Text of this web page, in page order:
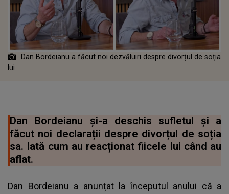
Dan Bordeianu a făcut noi dezvăluiri despre divorțul de soția
lui
Dan Bordeianu și-a deschis sufletul și a
făcut noi declarații despre divorțul de soția
sa. Iată cum au reacționat fiicele lui când au
aflat.
Dan Bordeianu a anunțat la începutul anului că a